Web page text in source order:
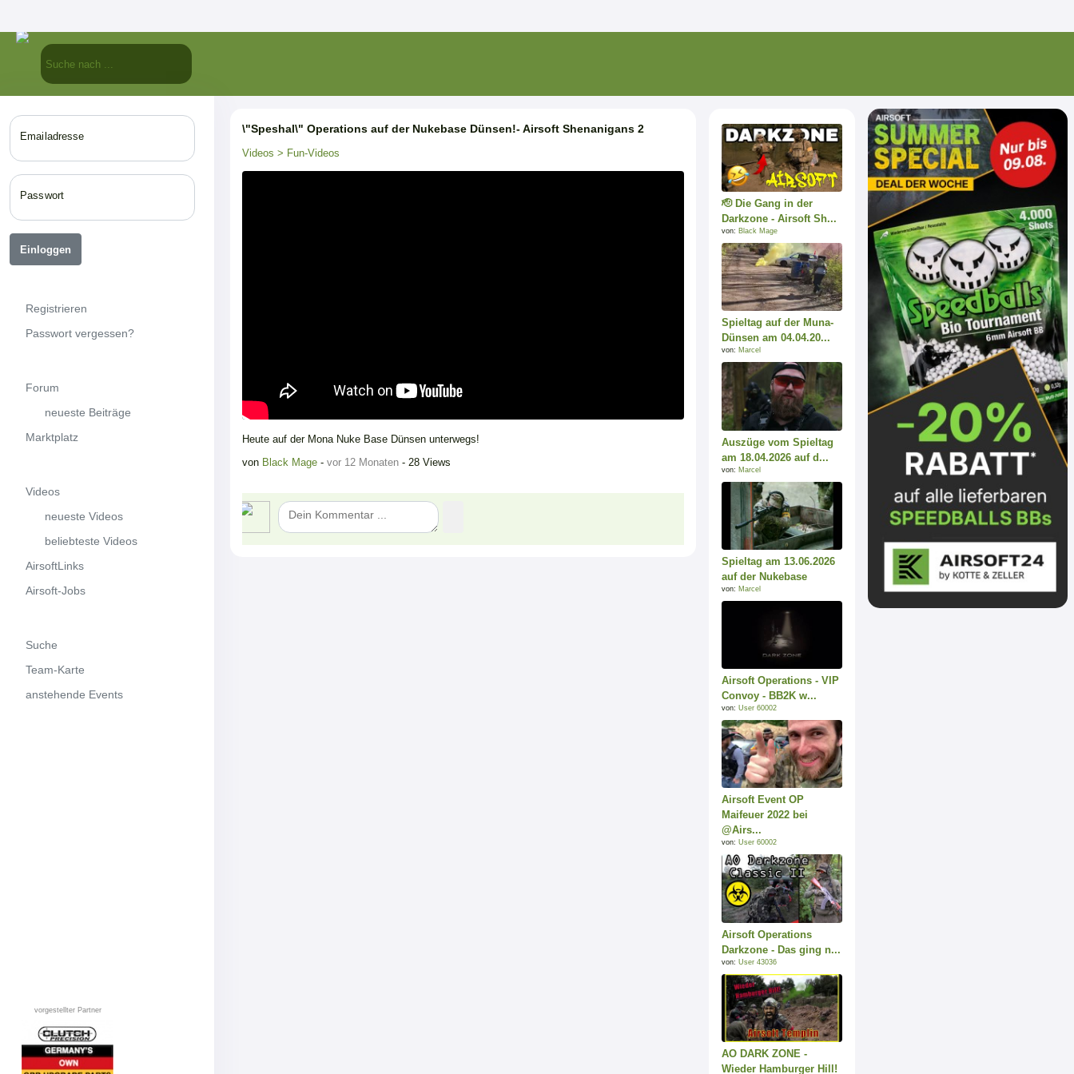
Emailadresse
Passwort
Einloggen
Registrieren
Passwort vergessen?
Forum
neueste Beiträge
Marktplatz
Videos
neueste Videos
beliebteste Videos
AirsoftLinks
Airsoft-Jobs
Suche
Team-Karte
anstehende Events
vorgestellter Partner
\"Speshal\" Operations auf der Nukebase Dünsen!- Airsoft Shenanigans 2
Videos > Fun-Videos
Heute auf der Mona Nuke Base Dünsen unterwegs!
von Black Mage - vor 12 Monaten - 28 Views
🫡 Die Gang in der
Darkzone - Airsoft Sh...
von: Black Mage
Spieltag auf der Muna-
Dünsen am 04.04.20...
von: Marcel
Auszüge vom Spieltag
am 18.04.2026 auf d...
von: Marcel
Spieltag am 13.06.2026
auf der Nukebase
von: Marcel
Airsoft Operations - VIP
Convoy - BB2K w...
von: User 60002
Airsoft Event OP
Maifeuer 2022 bei
@Airs...
von: User 60002
Airsoft Operations
Darkzone - Das ging n...
von: User 43036
AO DARK ZONE -
Wieder Hamburger Hill!